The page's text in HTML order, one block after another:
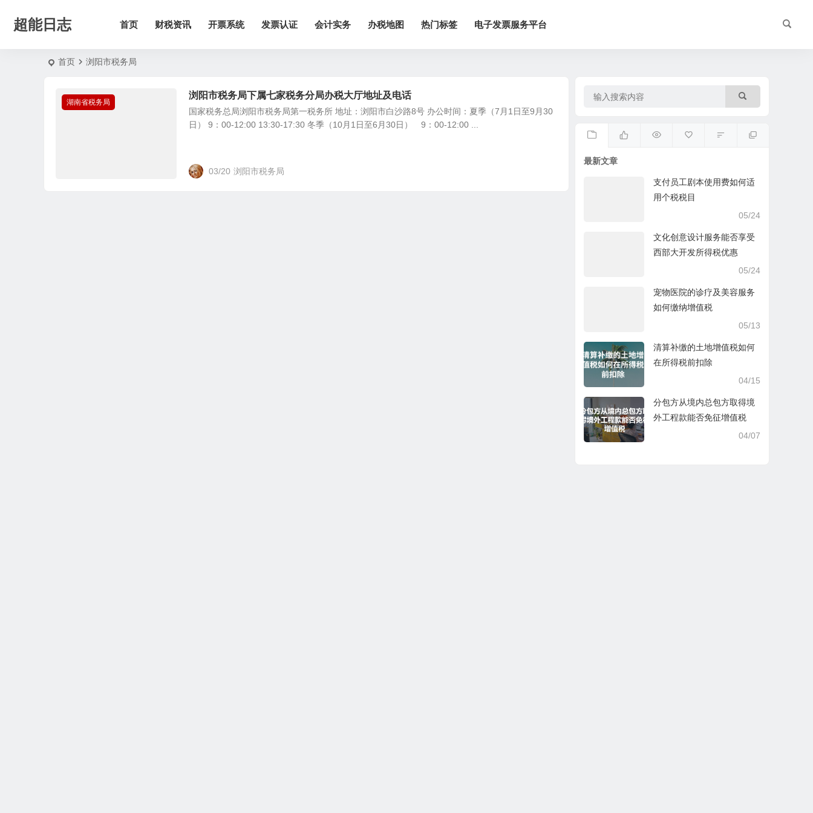
超能日志 首页 财税资讯 开票系统 发票认证 会计实务 办税地图 热门标签 电子发票服务平台
首页 浏阳市税务局
湖南省税务局
浏阳市税务局下属七家税务分局办税大厅地址及电话
国家税务总局浏阳市税务局第一税务所 地址：浏阳市白沙路8号 办公时间：夏季（7月1日至9月30
日） 9：00-12:00 13:30-17:30 冬季（10月1日至6月30日） 9：00-12:00 ...
03/20 浏阳市税务局
最新文章
支付员工剧本使用费如何适
用个税税目
05/24
文化创意设计服务能否享受
西部大开发所得税优惠
05/24
宠物医院的诊疗及美容服务
如何缴纳增值税
05/13
清算补缴的土地增值税如何
在所得税前扣除
04/15
分包方从境内总包方取得境
外工程款能否免征增值税
04/07